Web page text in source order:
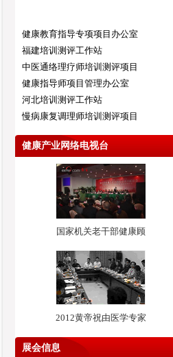
健康教育指导专项项目办公室
福建培训测评工作站
中医通络理疗师培训测评项目
健康指导师项目管理办公室
河北培训测评工作站
慢病康复调理师培训测评项目
健康产业网络电视台
国家机关老干部健康顾
2012黄帝祝由医学专家
展会信息